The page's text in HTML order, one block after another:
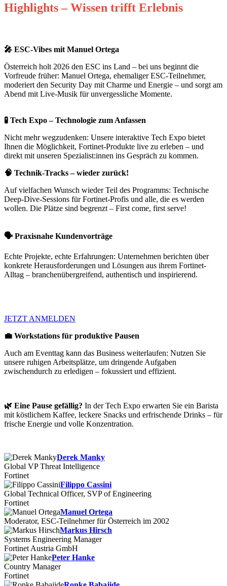
Highlights – Wissen trifft Erlebnis
🎤 ESC-Vibes mit Manuel Ortega
Österreich holt 2026 den ESC ins Land – bei uns beginnt die
Vorfreude früher: Manuel Ortega, ehemaliger ESC-Teilnehmer,
moderiert den Security Day mit Charme und Energie – und sorgt am
Abend mit Live-Musik für unvergessliche Momente.
🧪 Tech Expo – Technologie zum Anfassen
Nicht mehr wegzudenken: Unsere interaktive Tech Expo bietet
Ihnen die Möglichkeit, Fortinet-Produkte live zu erleben – und
direkt mit unseren Spezialist:innen ins Gespräch zu kommen.
🧠 Technik-Tracks – wieder zurück!
Auf vielfachen Wunsch wieder Teil des Programms: Technische
Deep-Dive-Sessions für Fortinet-Profis und alle, die es werden
wollen. Die Plätze sind begrenzt – First come, first serve!
🗣️ Praxisnahe Kundenvorträge
Echte Projekte, echte Erfahrungen: Unternehmen berichten über
konkrete Herausforderungen und Lösungen aus ihrem Fortinet-
Alltag – branchenübergreifend, authentisch und inspirierend.
JETZT ANMELDEN
💼 Workstations für produktive Pausen
Auch am Eventtag kann das Business weiterlaufen: Nutzen Sie
unsere ruhigen Arbeitsplätze, um dringende Aufgaben
zwischendurch zu erledigen – fokussiert und effizient.
🌿 Eine Pause gefällig? In der Tech Expo erwarten Sie ein Barista
mit köstlichem Kaffee, leckere Snacks und erfrischende Drinks – für
frische Energie und volle Konzentration.
Derek Manky
Global VP Threat Intelligence
Fortinet
Filippo Cassini
Global Technical Officer, SVP of Engineering
Fortinet
Manuel Ortega
Moderator, ESC-Teilnehmer für Österreich im 2002
Markus Hirsch
Systems Engineering Manager
Fortinet Austria GmbH
Peter Hanke
Country Manager
Fortinet